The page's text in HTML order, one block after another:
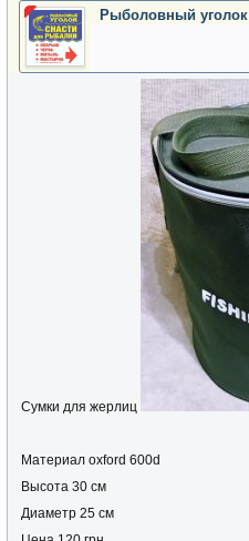
Рыболовный уголок
Сумки для жерлиц
Материал oxford 600d
Высота 30 см
Диаметр 25 см